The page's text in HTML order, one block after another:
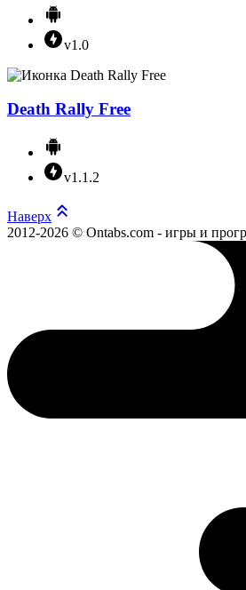
v1.0
Death Rally Free
v1.1.2
Наверх
2012-2026 © Ontabs.com - игры и